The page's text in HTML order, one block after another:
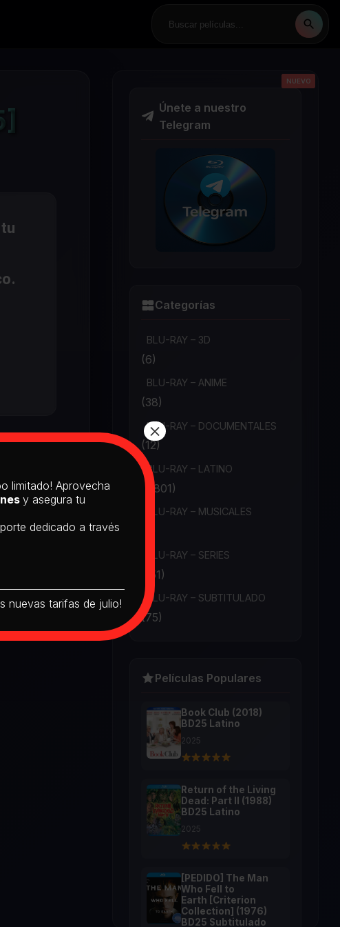
Únete a nuestro
Telegram
Categorías
BLU-RAY – 3D
(6)
BLU-RAY – ANIME
(38)
BLU-RAY – DOCUMENTALES
(12)
BLU-RAY – LATINO
(1,801)
BLU-RAY – MUSICALES
BLU-RAY – SERIES
(151)
BLU-RAY – SUBTITULADO
(75)
Películas Populares
Book Club (2018)
BD25 Latino
2025
Return of the Living
Dead: Part II (1988)
BD25 Latino
2025
[PEDIDO] The Man
Who Fell to
Earth [Criterion
Collection] (1976)
BD25 Subtitulado
NUEVO
NUEVO
NUEVO
NUEVO
NUEVO
limitado! Aprovecha
y asegura tu
dedicado a través
nuevas tarifas de julio!
×